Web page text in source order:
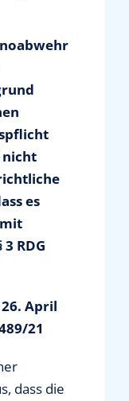
nicht
es
RDG
April
21
dass die